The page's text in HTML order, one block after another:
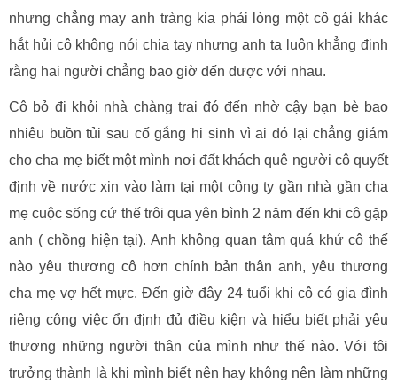
nhưng chẳng may anh tràng kia phải lòng một cô gái khác
hắt hủi cô không nói chia tay nhưng anh ta luôn khẳng định
rằng hai người chẳng bao giờ đến được với nhau.
Cô bỏ đi khỏi nhà chàng trai đó đến nhờ cậy bạn bè bao
nhiêu buồn tủi sau cố gắng hi sinh vì ai đó lại chẳng giám
cho cha mẹ biết một mình nơi đất khách quê người cô quyết
định về nước xin vào làm tại một công ty gần nhà gần cha
mẹ cuộc sống cứ thế trôi qua yên bình 2 năm đến khi cô gặp
anh ( chồng hiện tại). Anh không quan tâm quá khứ cô thế
nào yêu thương cô hơn chính bản thân anh, yêu thương
cha mẹ vợ hết mực. Đến giờ đây 24 tuổi khi cô có gia đình
riêng công việc ổn định đủ điều kiện và hiểu biết phải yêu
thương những người thân của mình như thế nào. Với tôi
trưởng thành là khi mình biết nên hay không nên làm những